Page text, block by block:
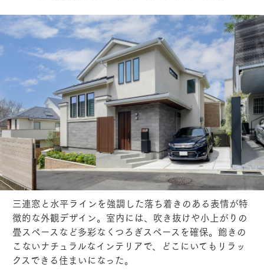
三連窓と水平ラインを強調した落ち着きのある表情が特
徴的な外観デザイン。室内には、吹き抜けや小上がりの
畳スペースなど多彩なくつろぎスペースを確保。飽きの
こないナチュラルなインテリアで、どこにいてもリラッ
クスできる住まいになった。